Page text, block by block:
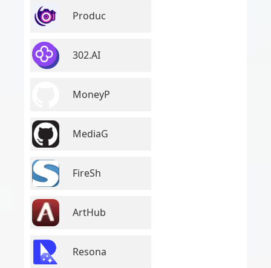
Produc
302.AI
MoneyP
MediaG
FireSh
ArtHub
Resona